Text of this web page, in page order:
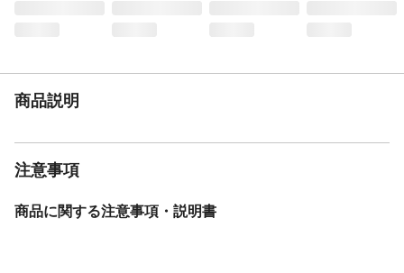
商品説明
注意事項
商品に関する注意事項・説明書